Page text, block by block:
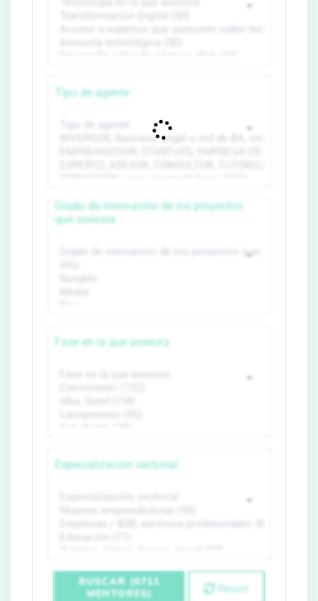
Tipo de agente
Grado de innovación de los proyectos
que asesora
Fase en la que asesora
Especialización sectorial
BUSCAR (6711
MENTORES)
Reset